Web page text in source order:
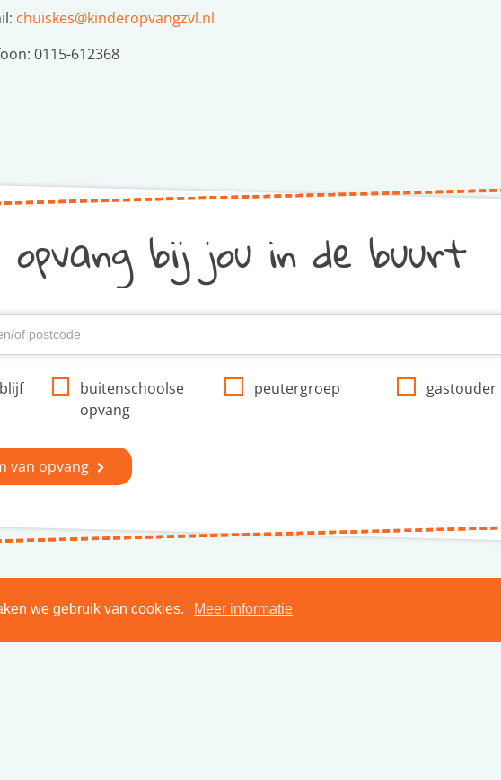
we gebruik van cookies. Meer informatie
chuiskes@kinderopvangzvl.nl
0115-612368
opvang bij jou in de buurt
buitenschoolse
opvang
peutergroep gastouder
van opvang